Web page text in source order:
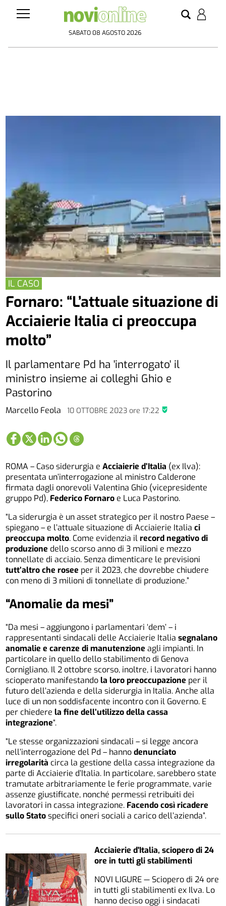
SABATO 08 AGOSTO 2026
Marcello Feola 10 OTTOBRE 2023ore 17:22
IL CASO
Fornaro: “L’attuale situazione di
Acciaierie Italia ci preoccupa
molto”
Il parlamentare Pd ha 'interrogato' il
ministro insieme ai colleghi Ghio e
Pastorino
ROMA – Caso siderurgia eAcciaierie d’Italia (ex Ilva):
presentata un’interrogazione al ministro Calderone
firmata dagli onorevoli Valentina Ghio (vicepresidente
gruppo Pd), Federico Fornaro e Luca Pastorino.
“La siderurgia è un asset strategico per il nostro Paese –
spiegano – e l’attuale situazione di Acciaierie Italiaci
preoccupa molto. Come evidenzia ilrecord negativo di
produzione dello scorso anno di 3 milioni e mezzo
tonnellate di acciaio. Senza dimenticare le previsioni
tutt’altro che rosee per il 2023, che dovrebbe chiudere
con meno di 3 milioni di tonnellate di produzione.”
“Anomalie da mesi”
“Da mesi – aggiungono i parlamentari ‘dem’ – i
rappresentanti sindacali delle Acciaierie Italiasegnalano
anomalie e carenze di manutenzione agli impianti. In
particolare in quello dello stabilimento di Genova
Cornigliano. Il 2 ottobre scorso, inoltre, i lavoratori hanno
scioperato manifestandola loro preoccupazione per il
futuro dell’azienda e della siderurgia in Italia. Anche alla
luce di un non soddisfacente incontro con il Governo. E
per chiederela fine dell’utilizzo della cassa
integrazione“.
“Le stesse organizzazioni sindacali – si legge ancora
nell’interrogazione del Pd – hannodenunciato
irregolarità circa la gestione della cassa integrazione da
parte di Acciaierie d’Italia. In particolare, sarebbero state
tramutate arbitrariamente le ferie programmate, varie
assenze giustificate, nonché permessi retribuiti dei
lavoratori in cassa integrazione. Facendo così ricadere
sullo Statospecifici oneri sociali a carico dell’azienda”.
Acciaierie d'Italia, sciopero di 24
ore in tutti gli stabilimenti
NOVI LIGURE — Sciopero di 24 ore
in tutti gli stabilimenti ex Ilva. Lo
hanno deciso oggi i sindacati